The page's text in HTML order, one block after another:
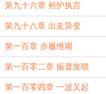
第九十六章 袒护执言
第九十八章 出走异变
第一百章 步履维艰
第一百零二章 振聋发聩
第一百零四章 一波又起